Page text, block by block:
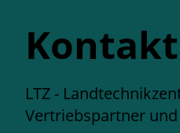
Kontakt
LTZ -
Vertriebspartner